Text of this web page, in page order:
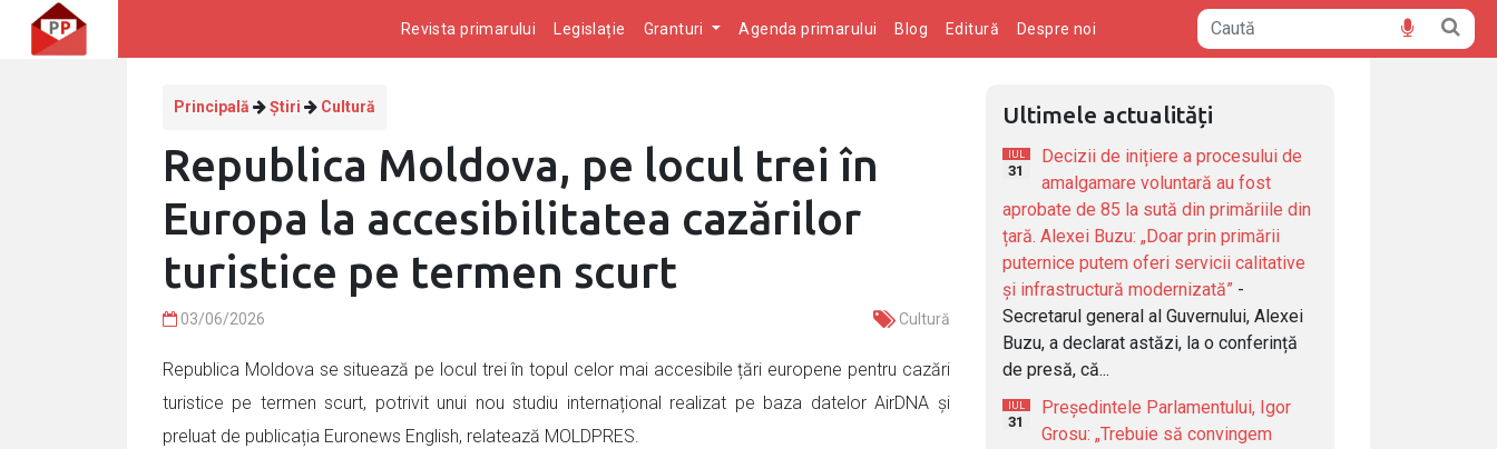
Revista primarului Legislație Granturi Agenda primarului Blog Editură Despre noi
Principală Știri Cultură
Republica Moldova, pe locul trei în
Europa la accesibilitatea cazărilor
turistice pe termen scurt
03/06/2026 Cultură
Republica Moldova se situează pe locul trei în topul celor mai accesibile țări europene pentru cazări
turistice pe termen scurt, potrivit unui nou studiu internațional realizat pe baza datelor AirDNA și
preluat de publicația Euronews English, relatează MOLDPRES.
Ultimele actualități
IUL
31
Decizii de inițiere a procesului de
amalgamare voluntară au fost
aprobate de 85 la sută din primăriile din
țară. Alexei Buzu: „Doar prin primării
puternice putem oferi servicii calitative
și infrastructură modernizată” -
Secretarul general al Guvernului, Alexei
Buzu, a declarat astăzi, la o conferință
de presă, că...
IUL
31
Președintele Parlamentului, Igor
Grosu: „Trebuie să convingem